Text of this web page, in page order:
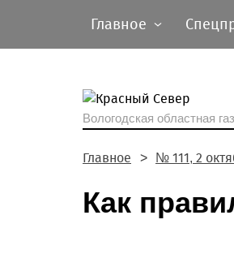
Главное
Вологодская областная
Главное № 111, 2
Как